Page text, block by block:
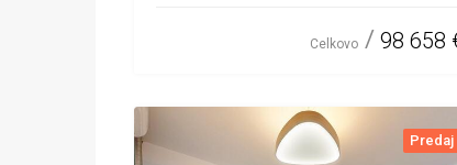
Celkovo 98 658
Predaj